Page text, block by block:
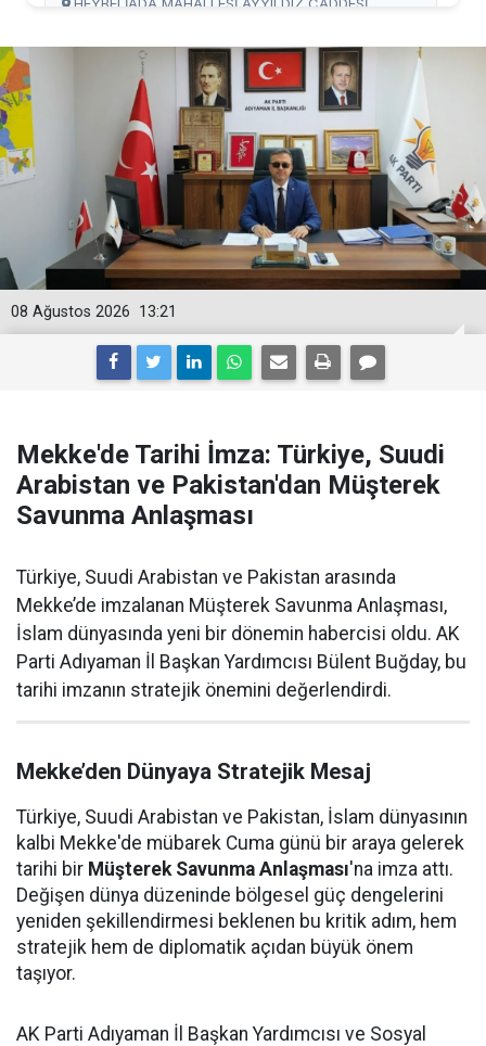
13:21
08 Ağustos 2026
Mekke'de Tarihi İmza: Türkiye, Suudi
Arabistan ve Pakistan'dan Müşterek
Savunma Anlaşması
Türkiye, Suudi Arabistan ve Pakistan arasında
Mekke’de imzalanan Müşterek Savunma Anlaşması,
İslam dünyasında yeni bir dönemin habercisi oldu. AK
Parti Adıyaman İl Başkan Yardımcısı Bülent Buğday, bu
tarihi imzanın stratejik önemini değerlendirdi.
Mekke’den Dünyaya Stratejik Mesaj
Türkiye, Suudi Arabistan ve Pakistan, İslam dünyasının
kalbi Mekke'de mübarek Cuma günü bir araya gelerek
tarihi bir Müşterek Savunma Anlaşması'na imza attı.
Değişen dünya düzeninde bölgesel güç dengelerini
yeniden şekillendirmesi beklenen bu kritik adım, hem
stratejik hem de diplomatik açıdan büyük önem
taşıyor.
AK Parti Adıyaman İl Başkan Yardımcısı ve Sosyal